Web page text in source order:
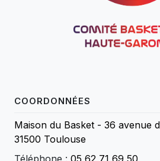
COORDONNÉES
Maison du Basket - 36 avenue
31500 Toulouse